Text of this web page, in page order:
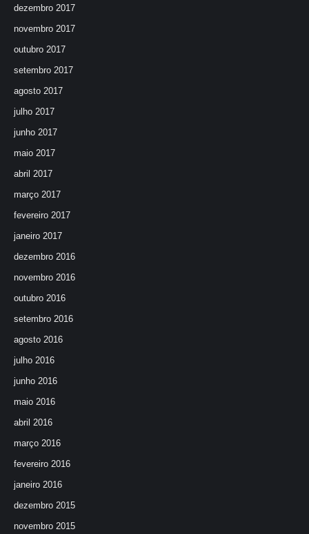
dezembro 2017
novembro 2017
outubro 2017
setembro 2017
agosto 2017
julho 2017
junho 2017
maio 2017
abril 2017
março 2017
fevereiro 2017
janeiro 2017
dezembro 2016
novembro 2016
outubro 2016
setembro 2016
agosto 2016
julho 2016
junho 2016
maio 2016
abril 2016
março 2016
fevereiro 2016
janeiro 2016
dezembro 2015
novembro 2015